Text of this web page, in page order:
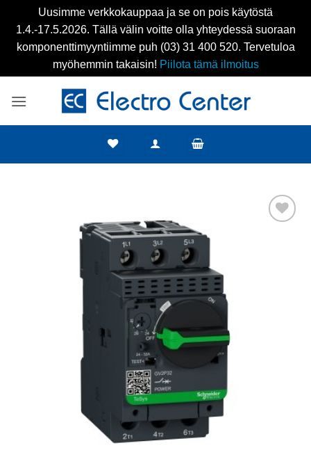
Uusimme verkkokauppaa ja se on pois käytöstä
1.4.-17.5.2026. Tällä välin voitte olla yhteydessä suoraan
komponenttimyyntiimme puh (03) 31 400 520. Tervetuloa
myöhemmin takaisin! Piilota tämä ilmoitus